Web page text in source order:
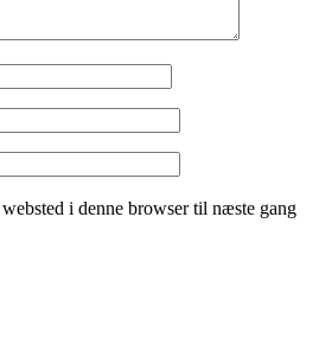
i denne browser til næste gang